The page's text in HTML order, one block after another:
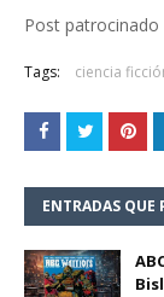
Post patrocinado
Tags: ciencia
ENTRADAS QUE